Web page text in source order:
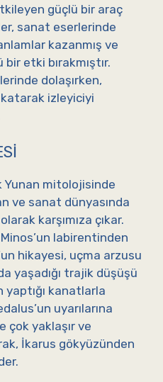
güçlü bir araç
sanat eserlerinde
kazanmış ve
etki bırakmıştır.
dolaşırken,
izleyiciyi
Yunan mitolojisinde
ve sanat dünyasında
karşımıza çıkar.
labirentinden
hikayesi, uçma arzusu
yaşadığı trajik düşüşü
yaptığı kanatlarla
uyarılarına
çok yaklaşır ve
İkarus gökyüzünden